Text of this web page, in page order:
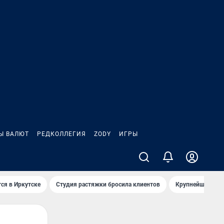
ВАЛЮТ РЕДКОЛЛЕГИЯ ZODY ИГРЫ
в Иркутске Студия растяжки бросила клиентов Крупнейшие